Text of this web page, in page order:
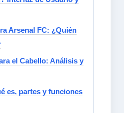
Arsenal FC: ¿Quién
el Cabello: Análisis y
es, partes y funciones